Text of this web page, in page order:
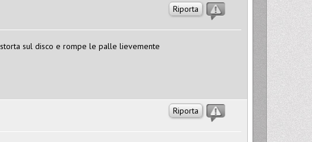
Riporta
sul disco e rompe le palle lievemente
Riporta